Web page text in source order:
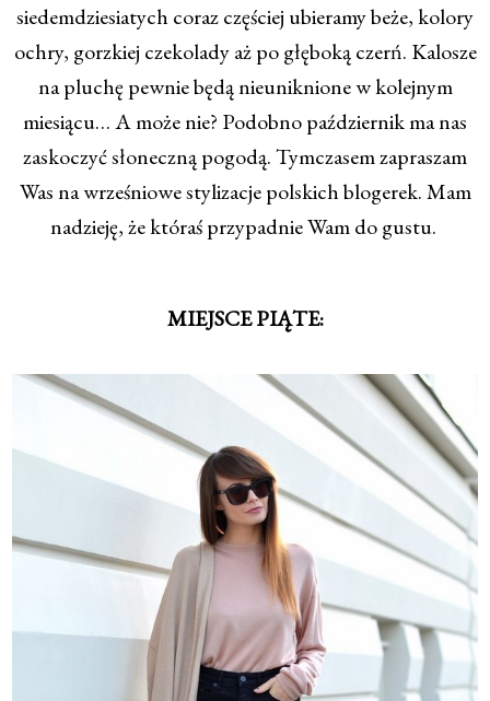
siedemdziesiatych coraz częściej ubieramy beże, kolory
ochry, gorzkiej czekolady aż po głęboką czerń. Kalosze
na pluchę pewnie będą nieuniknione w kolejnym
miesiącu… A może nie? Podobno październik ma nas
zaskoczyć słoneczną pogodą. Tymczasem zapraszam
Was na wrześniowe stylizacje polskich blogerek. Mam
nadzieję, że któraś przypadnie Wam do gustu.
MIEJSCE PIĄTE: